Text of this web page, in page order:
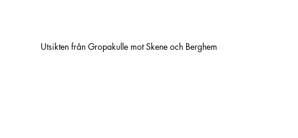
Utsikten från Gropakulle mot Skene och Berghem